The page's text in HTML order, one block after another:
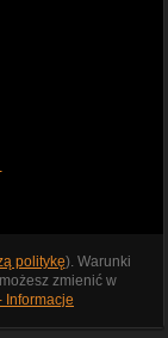
politykę). Warunki
zmienić w
Informacje